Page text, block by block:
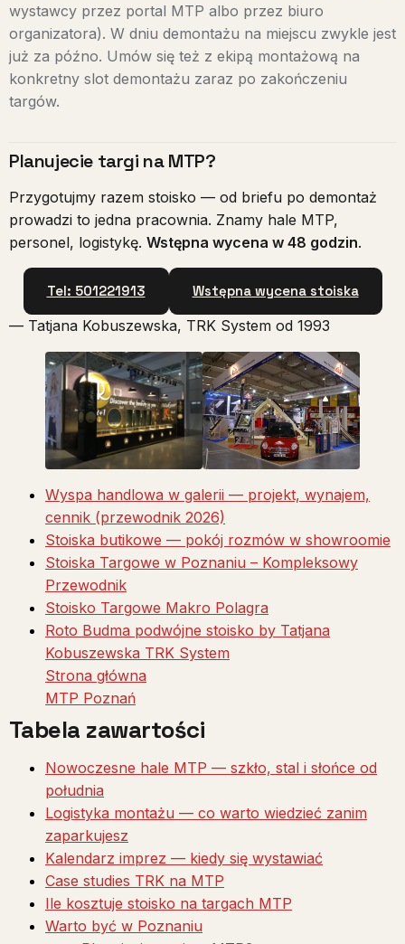
wystawcy przez portal MTP albo przez biuro
organizatora). W dniu demontażu na miejscu zwykle jest
już za późno. Umów się też z ekipą montażową na
konkretny slot demontażu zaraz po zakończeniu
targów.
Planujecie targi na MTP?
Przygotujmy razem stoisko — od briefu po demontaż
prowadzi to jedna pracownia. Znamy hale MTP,
personel, logistykę. Wstępna wycena w 48 godzin.
Tel: 501221913 Wstępna wycena stoiska
— Tatjana Kobuszewska, TRK System od 1993
Wyspa handlowa w galerii — projekt, wynajem,
cennik (przewodnik 2026)
Stoiska butikowe — pokój rozmów w showroomie
Stoiska Targowe w Poznaniu – Kompleksowy
Przewodnik
Stoisko Targowe Makro Polagra
Roto Budma podwójne stoisko by Tatjana
Kobuszewska TRK System
Strona główna
MTP Poznań
Tabela zawartości
Nowoczesne hale MTP — szkło, stal i słońce od
południa
Logistyka montażu — co warto wiedzieć zanim
zaparkujesz
Kalendarz imprez — kiedy się wystawiać
Case studies TRK na MTP
Ile kosztuje stoisko na targach MTP
Warto być w Poznaniu